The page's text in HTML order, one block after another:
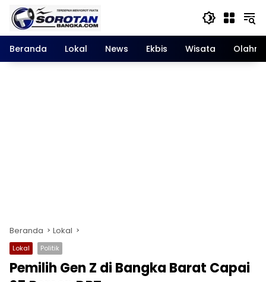
Langsung
konten
Beranda
Lokal News Ekbis Wisata
Beranda Lokal
Lokal Politik
Pemilih Gen Z di Bangka Barat Capai